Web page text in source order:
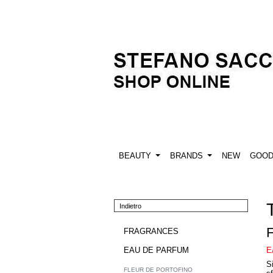
BEAUTY BRANDS NEW
Indietro
FRAGRANCES
EAU DE PARFUM
FLEUR DE PORTOFINO